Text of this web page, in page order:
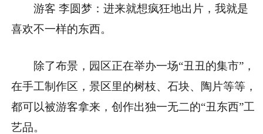
游客 李圆梦：进来就想疯狂地出片，我就是
喜欢不一样的东西。
除了布景，园区正在举办一场“丑丑的集市”，
在手工制作区，景区里的树枝、石块、陶片等等，
都可以被游客拿来，创作出独一无二的“丑东西”工
艺品。